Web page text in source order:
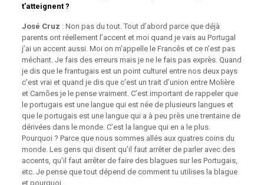
t’atteignent ?
José Cruz : Non pas du tout. Tout d’abord parce que déjà
parents ont réellement l’accent et moi quand je vais au Portugal
j’ai un accent aussi. Moi on m’appelle le Francês et ce n’est pas
méchant. Je fais des erreurs mais je ne le fais pas exprès. Quand
je dis que le frantugais est un point culturel entre nos deux pays
c’est vrai et quand je dis que c’est un trait d’union entre Molière
et Camões je le pense vraiment. C’est important de rappeler que
le portugais est une langue qui est née de plusieurs langues et
que le portugais est une langue qui a à peu près une trentaine de
dérivées dans le monde. C’est la langue qui en a le plus.
Pourquoi ? Parce que nous sommes allés aux quatres coins du
monde. Les gens qui disent qu’il faut arrêter de parler avec des
accents, qu’il faut arrêter de faire des blagues sur les Portugais,
etc. Je pense que tout dépend de comment tu utilises la blague
et pourquoi.